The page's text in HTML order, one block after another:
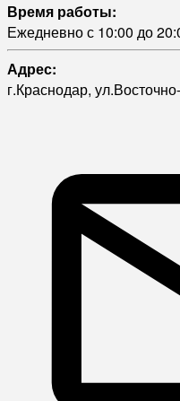
Время работы:
Ежедневно с 10:00 до
Адрес:
г.Краснодар,